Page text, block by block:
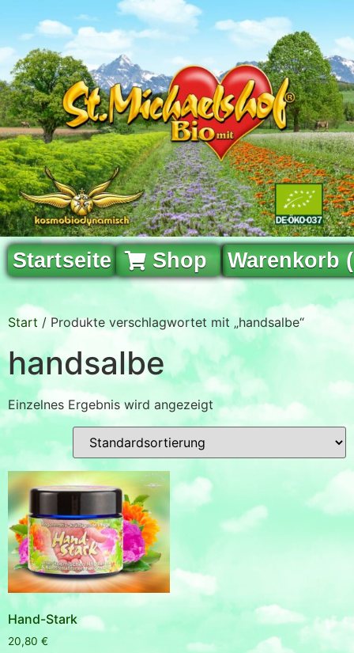
Startseite Shop Warenkorb
Start / Produkte verschlagwortet mit „handsalbe“
handsalbe
Einzelnes Ergebnis wird angezeigt
Hand-Stark
20,80 €